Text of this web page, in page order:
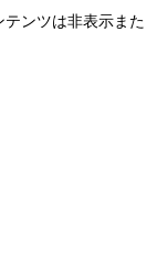
ンツは非表示また